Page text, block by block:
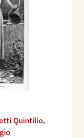
Quintilio,